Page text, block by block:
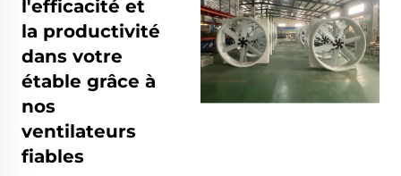
l'efficacité et
la productivité
dans votre
étable grâce à
nos
ventilateurs
fiables